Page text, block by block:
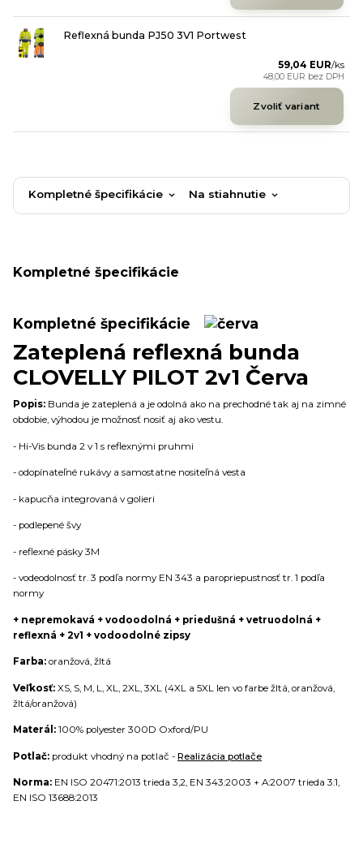
Reflexná bunda PJ50 3V1 Portwest
59,04 EUR/ks
48,00 EUR bez DPH
Zvoliť variant
Kompletné špecifikácie Na stiahnutie
Kompletné špecifikácie
Kompletné špecifikácie
Zateplená reflexná bunda
CLOVELLY PILOT 2v1 Červa
Popis: Bunda je zateplená a je odolná ako na prechodné tak aj na zimné
obdobie, výhodou je možnosť nosiť aj ako vestu.
- Hi-Vis bunda 2 v 1 s reflexnými pruhmi
- odopínateľné rukávy a samostatne nositeľná vesta
- kapucňa integrovaná v golieri
- podlepené švy
- reflexné pásky 3M
- vodeodolnosť tr. 3 podľa normy EN 343 a paropriepustnosť tr. 1 podľa
normy
+ nepremokavá + vodoodolná + priedušná + vetruodolná +
reflexná + 2v1 + vodoodolné zipsy
Farba: oranžová, žltá
Veľkosť: XS, S, M, L, XL, 2XL, 3XL (4XL a 5XL len vo farbe žltá, oranžová,
žltá/oranžová)
Materál: 100% polyester 300D Oxford/PU
Potlač: produkt vhodný na potlač - Realizácia potlače
Norma: EN ISO 20471:2013 trieda 3,2, EN 343:2003 + A:2007 trieda 3:1,
EN ISO 13688:2013